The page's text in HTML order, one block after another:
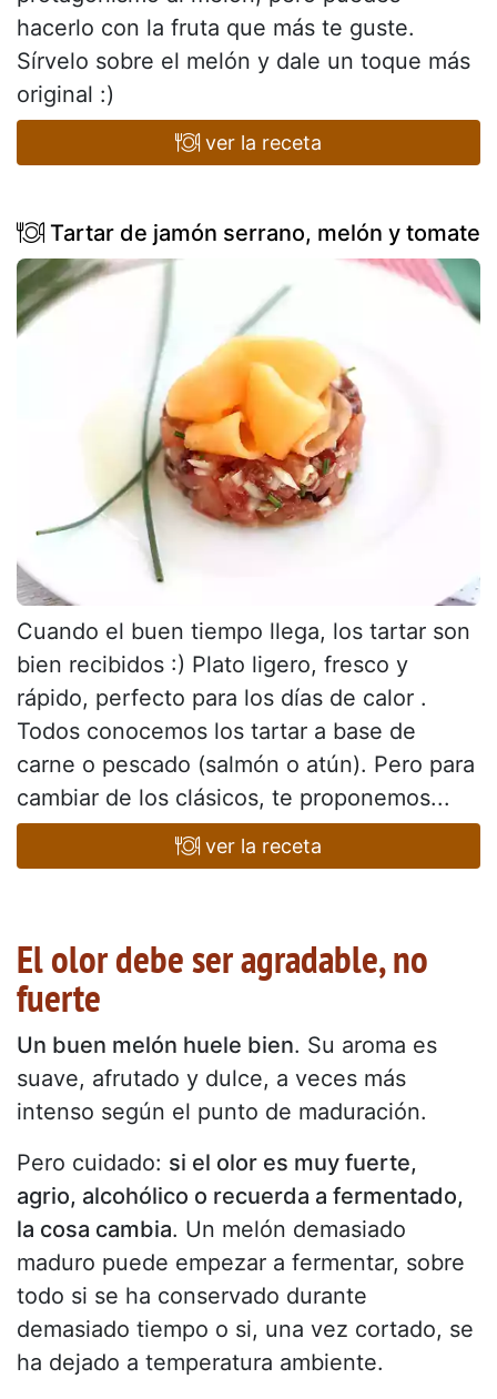
hacerlo con la fruta que más te guste.
Sírvelo sobre el melón y dale un toque más
original :)
ver la receta
Tartar de jamón serrano, melón y tomate
Cuando el buen tiempo llega, los tartar son
bien recibidos :) Plato ligero, fresco y
rápido, perfecto para los días de calor .
Todos conocemos los tartar a base de
carne o pescado (salmón o atún). Pero para
cambiar de los clásicos, te proponemos...
ver la receta
El olor debe ser agradable, no
fuerte
Un buen melón huele bien. Su aroma es
suave, afrutado y dulce, a veces más
intenso según el punto de maduración.
Pero cuidado: si el olor es muy fuerte,
agrio, alcohólico o recuerda a fermentado,
la cosa cambia. Un melón demasiado
maduro puede empezar a fermentar, sobre
todo si se ha conservado durante
demasiado tiempo o si, una vez cortado, se
ha dejado a temperatura ambiente.